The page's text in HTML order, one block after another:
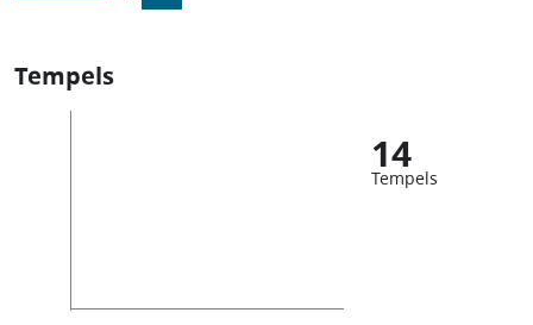
Tempels
14
Tempels